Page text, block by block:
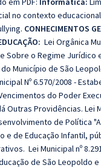
no contexto
CONHECIMENTOS
Lei Orgânica
Sobre o Regime Jurídico
Município de São
Nº 6.570/2008 -
do Poder
Outras Providências. Lei
de Política
e de Educação Infantil,
Lei Municipal nº
de São Leopoldo